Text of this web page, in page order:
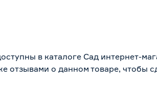
в каталоге Сад интернет-
отзывами о данном товаре, чтобы